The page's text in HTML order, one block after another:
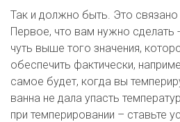
Так и должно быть. Это
Первое, что вам нужно сделать
чуть выше того значения,
обеспечить фактически,
самое будет, когда вы
ванна не дала упасть
при темперировании – ставьте